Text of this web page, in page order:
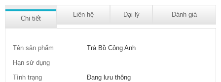
Chi tiết
Liên hệ Đại lý Đánh giá
Tên sản phẩm
Trà Bồ Công Anh
Hạn sử dụng
Tình trạng
Đang lưu thông